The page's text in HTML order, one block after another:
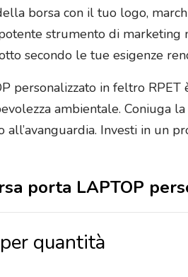
borsa con il tuo logo,
strumento di
secondo le tue esigenze
personalizzato in feltro
ambientale. Coniuga
all’avanguardia. Investi in un
porta LAPTOP
quantità